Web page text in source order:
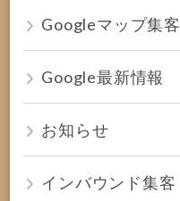
Googleマップ集客
Google最新情報
お知らせ
インバウンド集客